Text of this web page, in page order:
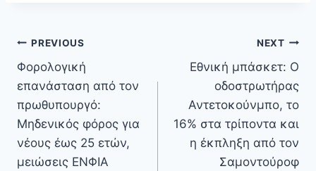
Πλοήγηση
άρθρων
PREVIOUS
Φορολογική
επανάσταση από τον
πρωθυπουργό:
Μηδενικός φόρος για
νέους έως 25 ετών,
μειώσεις ΕΝΦΙΑ
NEXT
Εθνική μπάσκετ: Ο
οδοστρωτήρας
Αντετοκούνμπο, το
16% στα τρίποντα και
η έκπληξη από τον
Σαμοντούροφ